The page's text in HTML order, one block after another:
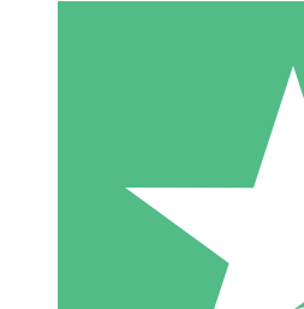
Pacchetti di
Paga a consumo con crediti di
1 Download